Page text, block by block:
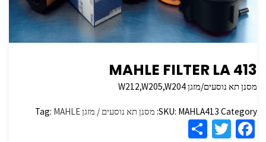
MAHLE FILTER LA 413
מסנן תא נוסעים/מזגן W212,W205,W204
SKU: MAHLA413 Category: מסנן תא נוסעים / מזגן Tag: MAHLE
Fa
T